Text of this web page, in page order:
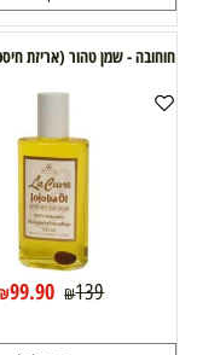
חוחובה - שמן טהור (אריזת חיסכון
₪139
99.90